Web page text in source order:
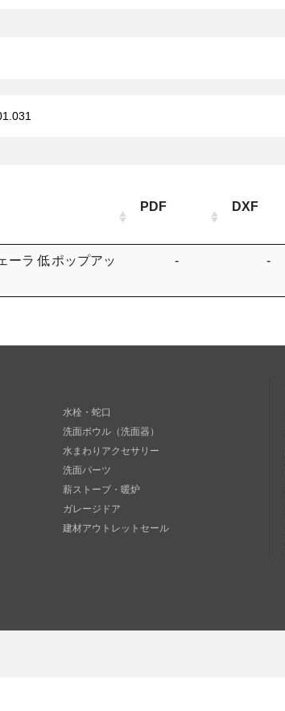
PDF DXF
ーラ 低 ポップアッ
- -
水栓・蛇口
洗面ボウル（洗面器）
水まわりアクセサリー
洗面パーツ
薪ストーブ・暖炉
ガレージドア
建材アウトレットセール